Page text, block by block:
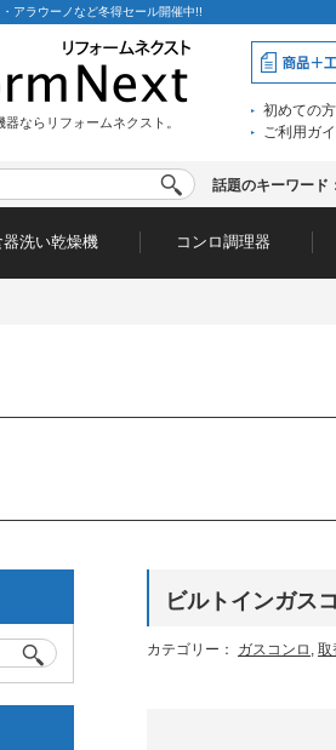
アラウーノなど冬得セール開催中!!
ならリフォームネクスト。
初めての
ご利用ガ
話題のキーワード
器洗い乾燥機 コンロ調理器
ビルトインガ
カテゴリー： ガスコンロ , 取